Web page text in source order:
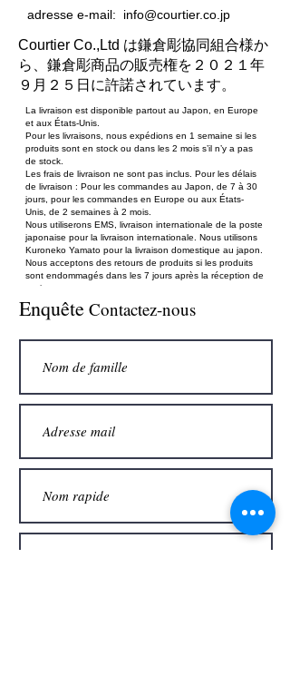
adresse e-mail: info@courtier.co.jp
Courtier Co.,Ltd は鎌倉彫協同組合様か
ら、鎌倉彫商品の販売権を２０２１年
９月２５日に許諾されています。
La livraison est disponible partout au Japon, en Europe
et aux États-Unis.
Pour les livraisons, nous expédions en 1 semaine si les
produits sont en stock ou dans les 2 mois s’il n’y a pas
de stock.
Les frais de livraison ne sont pas inclus. Pour les délais
de livraison : Pour les commandes au Japon, de 7 à 30
jours, pour les commandes en Europe ou aux États-
Unis, de 2 semaines à 2 mois.
Nous utiliserons EMS, livraison internationale de la poste
japonaise pour la livraison internationale. Nous utilisons
Kuroneko Yamato pour la livraison domestique au japon.
Nous acceptons des retours de produits si les produits
sont endommagés dans les 7 jours après la réception de
ceci.
Pour les commandes en Europe ou aux États-Unis,
suivre le site : http://kamakurabori-oversea.com
Enquête Contactez-nous